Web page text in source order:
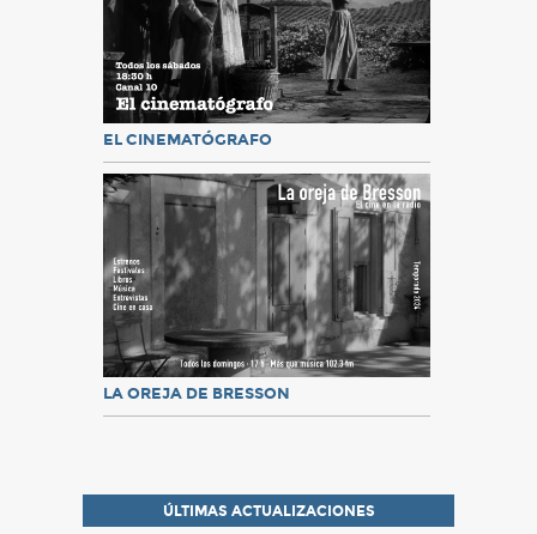
EL CINEMATÓGRAFO
LA OREJA DE BRESSON
ÚLTIMAS ACTUALIZACIONES